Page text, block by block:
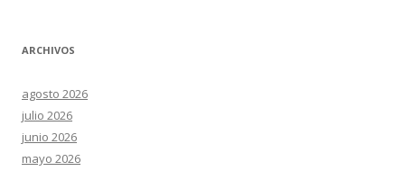
ARCHIVOS
agosto 2026
julio 2026
junio 2026
mayo 2026